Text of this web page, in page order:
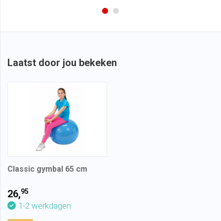
Laatst door jou bekeken
Classic gymbal 65 cm
26,95
1-2 werkdagen